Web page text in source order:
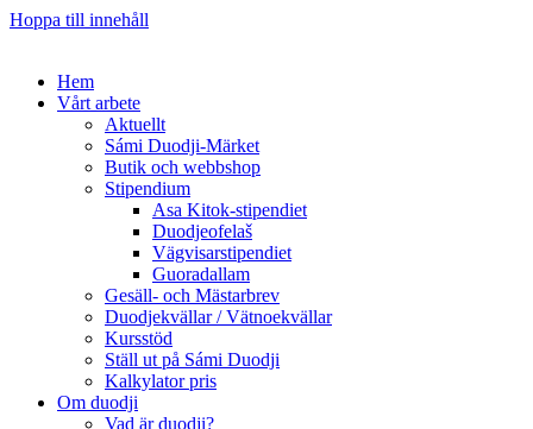
Hoppa till innehåll
Hem
Vårt arbete
Aktuellt
Sámi Duodji-Märket
Butik och webbshop
Stipendium
Asa Kitok-stipendiet
Duodjeofelaš
Vägvisarstipendiet
Guoradallam
Gesäll- och Mästarbrev
Duodjekvällar / Vätnoekvällar
Kursstöd
Ställ ut på Sámi Duodji
Kalkylator pris
Om duodji
Vad är duodji?